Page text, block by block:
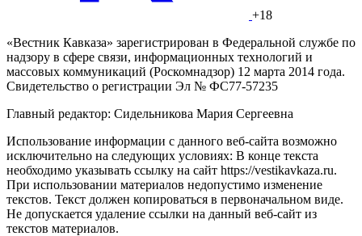
+18
«Вестник Кавказа» зарегистрирован в Федеральной службе по
надзору в сфере связи, информационных технологий и
массовых коммуникаций (Роскомнадзор) 12 марта 2014 года.
Свидетельство о регистрации Эл № ФС77-57235
Главный редактор: Сидельникова Мария Сергеевна
Использование информации с данного веб-сайта возможно
исключительно на следующих условиях: В конце текста
необходимо указывать ссылку на сайт https://vestikavkaza.ru.
При использовании материалов недопустимо изменение
текстов. Текст должен копироваться в первоначальном виде.
Не допускается удаление ссылки на данный веб-сайт из
текстов материалов.